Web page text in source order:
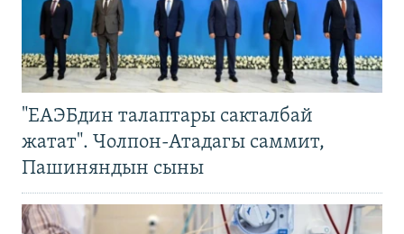
"ЕАЭБдин талаптары сакталбай
жатат". Чолпон-Атадагы саммит,
Пашиняндын сыны